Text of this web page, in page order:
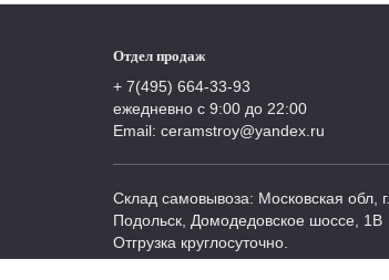
Отдел продаж
+ 7(495) 664-33-93
ежедневно с 9:00 до 22:00
Email: ceramstroy@yandex.ru
Склад самовывоза: Московская обл, г.
Подольск, Домодедовское шоссе, 1В
Отгрузка круглосуточно.